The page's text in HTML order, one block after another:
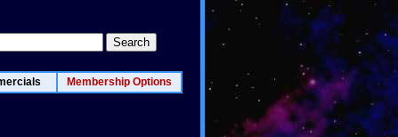
Membership Options